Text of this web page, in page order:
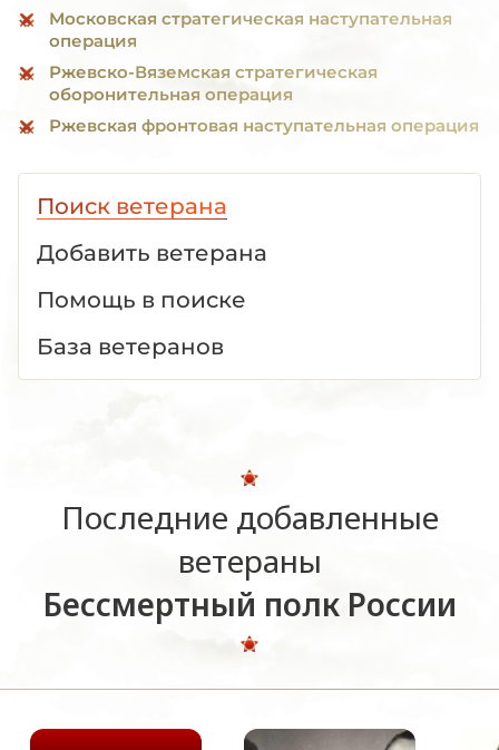
Московская стратегическая наступательная
операция
Ржевско-Вяземская стратегическая
оборонительная операция
Ржевская фронтовая наступательная операция
Поиск ветерана
Добавить ветерана
Помощь в поиске
База ветеранов
Последние добавленные
ветераны
Бессмертный полк России